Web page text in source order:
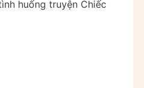
huống truyện Chiếc